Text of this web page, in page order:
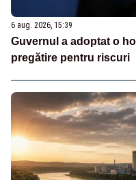
6 aug. 2026, 15:39
Guvernul a adoptat o
pregătire pentru riscuri